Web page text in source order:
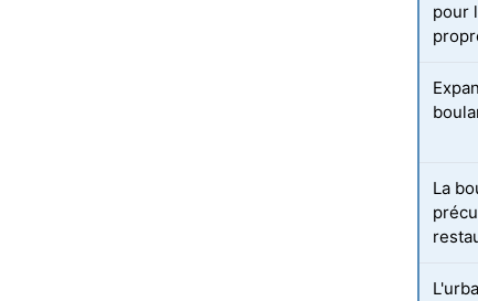
pour
La